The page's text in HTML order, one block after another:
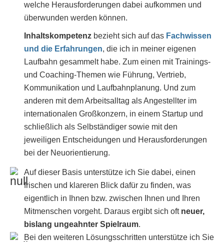
welche Herausforderungen dabei aufkommen und
überwunden werden können.
Inhaltskompetenz bezieht sich auf das Fachwissen
und die Erfahrungen, die ich in meiner eigenen
Laufbahn gesammelt habe. Zum einen mit Trainings-
und Coaching-Themen wie Führung, Vertrieb,
Kommunikation und Laufbahnplanung. Und zum
anderen mit dem Arbeitsalltag als Angestellter im
internationalen Großkonzern, in einem Startup und
schließlich als Selbständiger sowie mit den
jeweiligen Entscheidungen und Herausforderungen
bei der Neuorientierung.
Auf dieser Basis unterstütze ich Sie dabei, einen
frischen und klareren Blick dafür zu finden, was
eigentlich in Ihnen bzw. zwischen Ihnen und Ihren
Mitmenschen vorgeht. Daraus ergibt sich oft neuer,
bislang ungeahnter Spielraum.
Bei den weiteren Lösungsschritten unterstütze ich Sie